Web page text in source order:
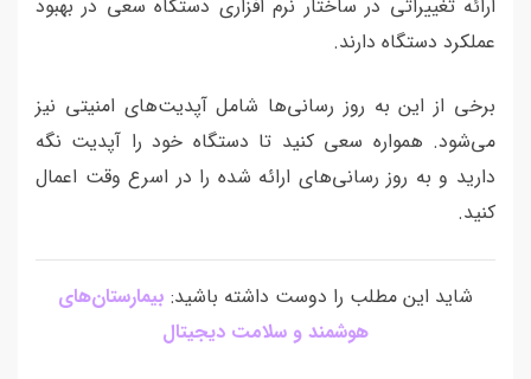
ارائه تغییراتی در ساختار نرم افزاری دستگاه سعی در بهبود
عملکرد دستگاه دارند.
برخی از این به روز رسانی‌ها شامل آپدیت‌های امنیتی نیز
می‌شود. همواره سعی کنید تا دستگاه خود را آپدیت نگه
دارید و به روز رسانی‌های ارائه شده را در اسرع وقت اعمال
کنید.
شاید این مطلب را دوست داشته باشید: بیمارستان‌های
هوشمند و سلامت دیجیتال